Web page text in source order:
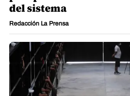
del sistema
Redacción La Prensa